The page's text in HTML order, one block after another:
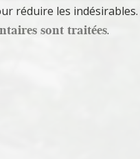
réduire les indésirables.
sont traitées.